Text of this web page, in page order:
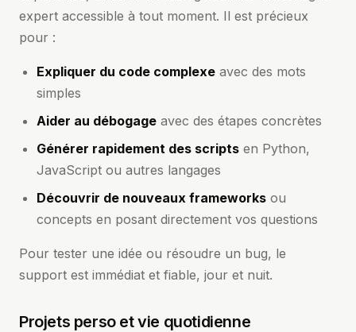
expert accessible à tout moment. Il est précieux
pour :
Expliquer du code complexe avec des mots
simples
Aider au débogage avec des étapes concrètes
Générer rapidement des scripts en Python,
JavaScript ou autres langages
Découvrir de nouveaux frameworks ou
concepts en posant directement vos questions
Pour tester une idée ou résoudre un bug, le
support est immédiat et fiable, jour et nuit.
Projets perso et vie quotidienne